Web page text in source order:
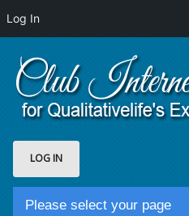
Log In
LOG IN
Please select your page